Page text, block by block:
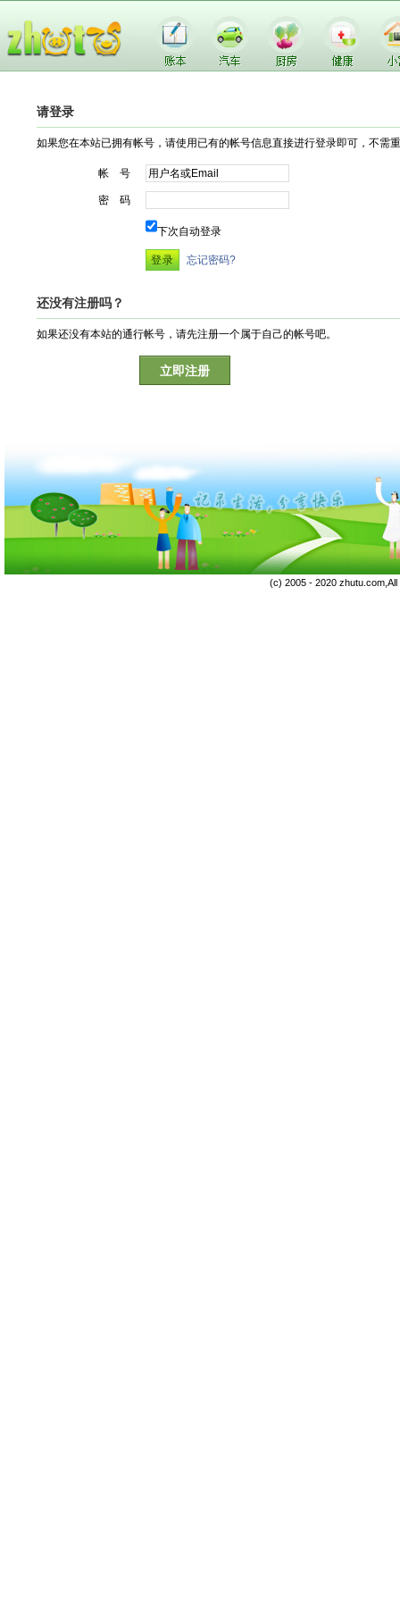
请登录
如果您在本站已拥有帐号，请使用已有的帐号信息直接进行登录即可，不需
帐 号
密 码
下次自动登录
忘记密码?
还没有注册吗？
如果还没有本站的通行帐号，请先注册一个属于自己的帐号吧。
立即注册
(c) 2005 - 2020